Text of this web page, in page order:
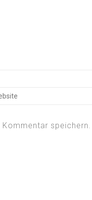
speichern.